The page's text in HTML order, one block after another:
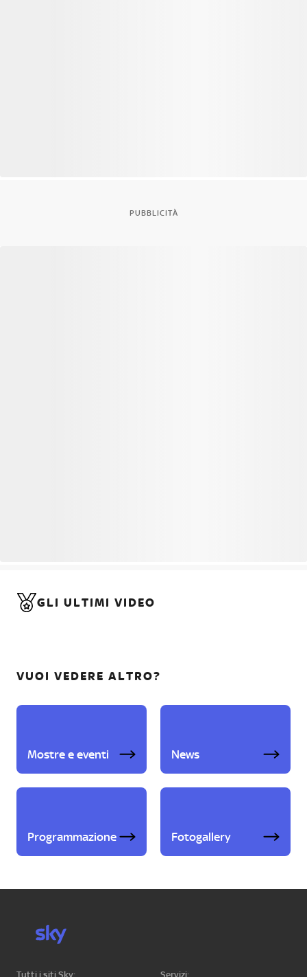
PUBBLICITÀ
GLI ULTIMI VIDEO
VUOI VEDERE ALTRO?
Mostre e eventi News
Programmazione Fotogallery
Tutti i siti Sky:
Servizi: